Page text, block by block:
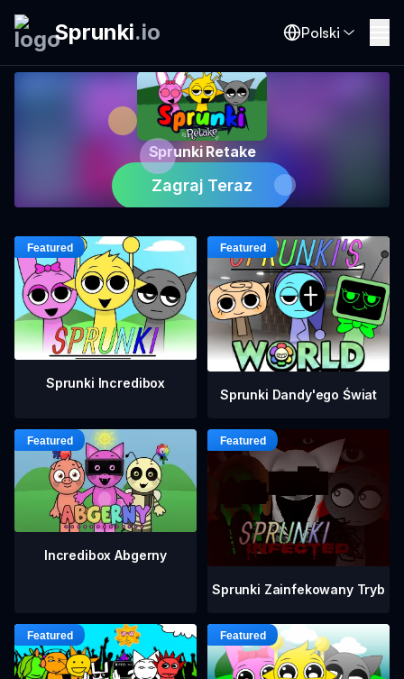
Sprunki.io Polski
Sprunki Retake
Zagraj Teraz
Sprunki Incredibox
Sprunki Dandy'ego Świat
Incredibox Abgerny
Sprunki Zainfekowany Tryb